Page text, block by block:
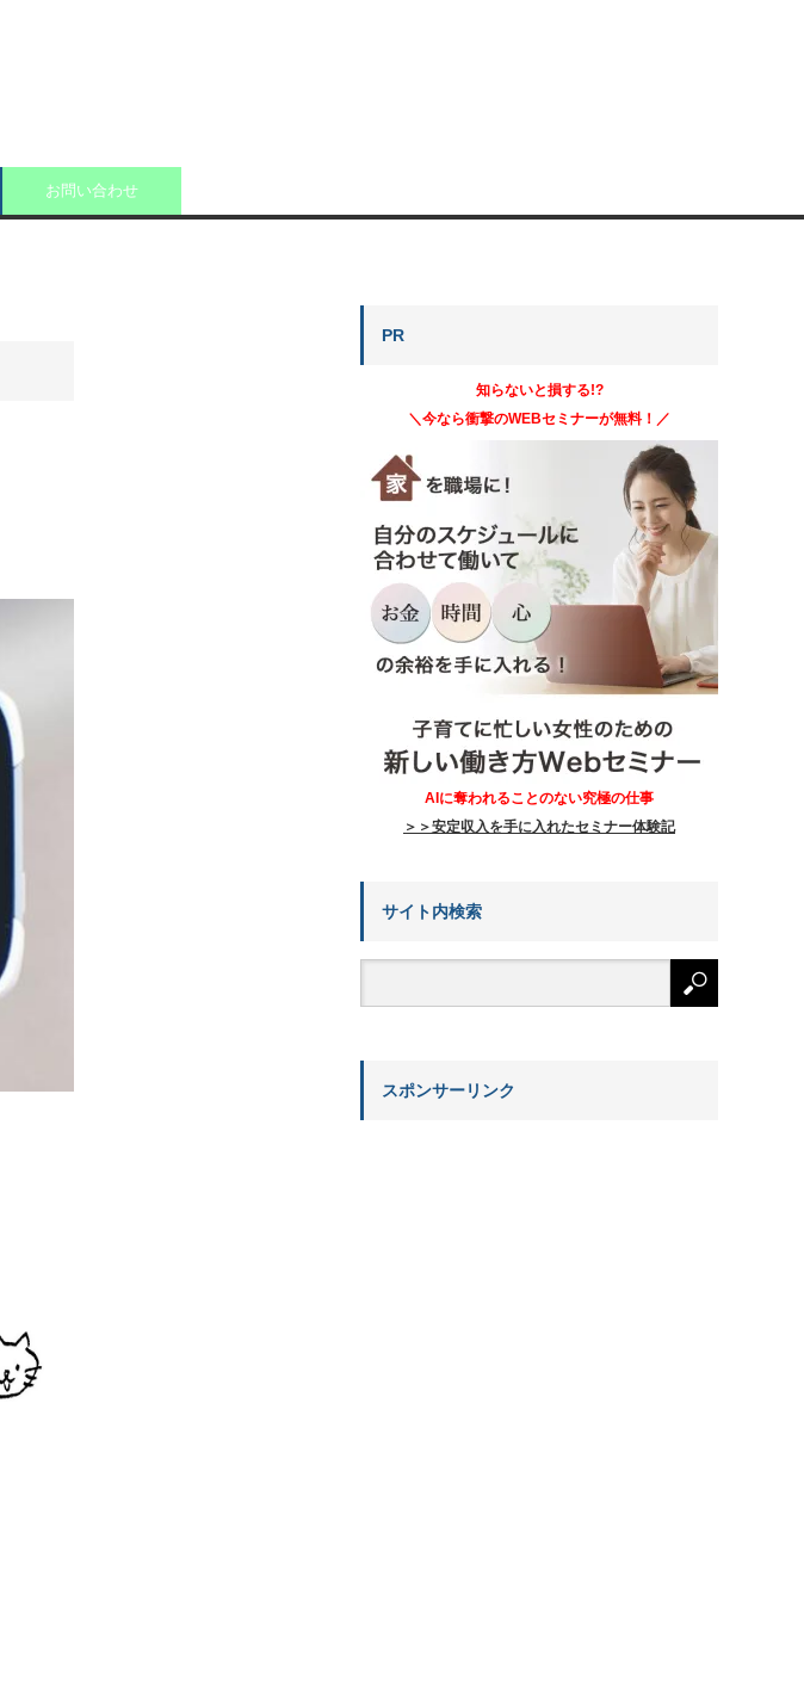
お問い合わせ
PR
知らないと損する!?
＼今なら衝撃のWEBセミナーが無料！／
AIに奪われることのない究極の仕事
＞＞安定収入を手に入れたセミナー体験記
サイト内検索
スポンサーリンク